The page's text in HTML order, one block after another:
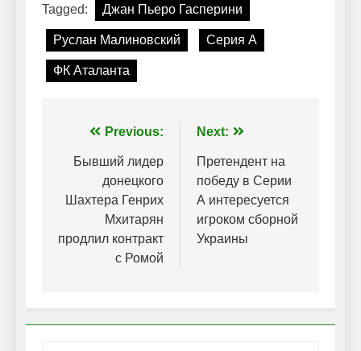
Tagged: Джан Пьеро Гасперини
Руслан Малиновский Серия А
ФК Аталанта
Навігація
записів
Previous:
Бывший лидер
донецкого
Шахтера Генрих
Мхитарян
продлил контракт
с Ромой
Next:
Претендент на
победу в Серии
А интересуется
игроком сборной
Украины